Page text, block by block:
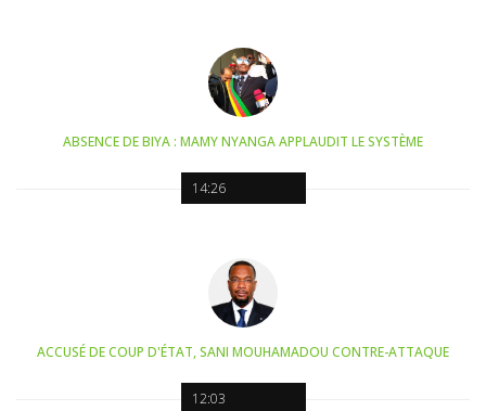
14:26
ABSENCE DE BIYA : MAMY NYANGA APPLAUDIT LE SYSTÈME
12:03
ACCUSÉ DE COUP D'ÉTAT, SANI MOUHAMADOU CONTRE-ATTAQUE